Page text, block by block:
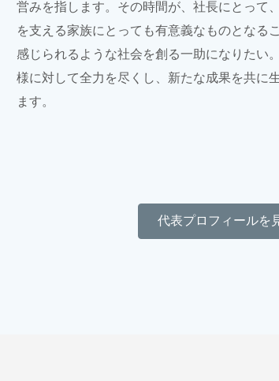
営みを指します。その時間が、社長にとって
を支える家族にとっても有意義なものとなる
感じられるような社会を創る一助になりたい
様に対して全力を尽くし、新たな成果を共に
ます。
代表プロフィールを